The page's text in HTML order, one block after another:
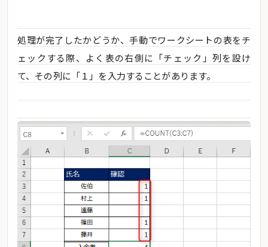
処理が完了したかどうか、手動でワークシートの表をチ
ェックする際、よく表の右側に「チェック」列を設け
て、その列に「１」を入力することがあります。